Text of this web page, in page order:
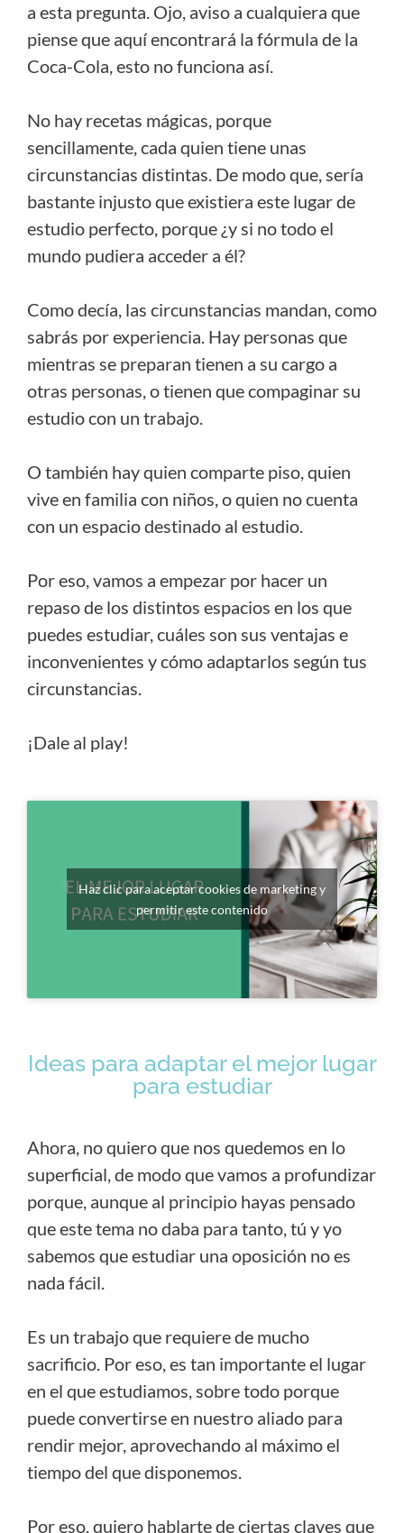
a esta pregunta. Ojo, aviso a cualquiera que
piense que aquí encontrará la fórmula de la
Coca-Cola, esto no funciona así.
No hay recetas mágicas, porque
sencillamente, cada quien tiene unas
circunstancias distintas. De modo que, sería
bastante injusto que existiera este lugar de
estudio perfecto, porque ¿y si no todo el
mundo pudiera acceder a él?
Como decía, las circunstancias mandan, como
sabrás por experiencia. Hay personas que
mientras se preparan tienen a su cargo a
otras personas, o tienen que compaginar su
estudio con un trabajo.
O también hay quien comparte piso, quien
vive en familia con niños, o quien no cuenta
con un espacio destinado al estudio.
Por eso, vamos a empezar por hacer un
repaso de los distintos espacios en los que
puedes estudiar, cuáles son sus ventajas e
inconvenientes y cómo adaptarlos según tus
circunstancias.
¡Dale al play!
Haz clic para aceptar cookies de marketing y
permitir este contenido
Ideas para adaptar el mejor lugar
para estudiar
Ahora, no quiero que nos quedemos en lo
superficial, de modo que vamos a profundizar
porque, aunque al principio hayas pensado
que este tema no daba para tanto, tú y yo
sabemos que estudiar una oposición no es
nada fácil.
Es un trabajo que requiere de mucho
sacrificio. Por eso, es tan importante el lugar
en el que estudiamos, sobre todo porque
puede convertirse en nuestro aliado para
rendir mejor, aprovechando al máximo el
tiempo del que disponemos.
Por eso, quiero hablarte de ciertas claves que